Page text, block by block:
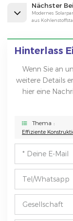
Nächster
Modernes
aus
Hinterlass
Wenn Sie an
weitere Details
hier eine
Thema :